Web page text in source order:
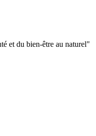
et du bien-être au naturel"